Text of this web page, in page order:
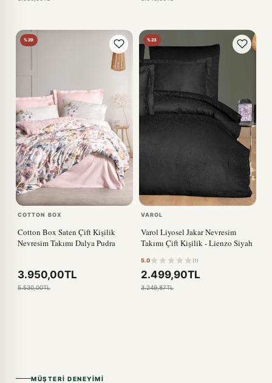
%29
COTTON BOX
Cotton Box Saten Çift Kişilik
Nevresim Takımı Dalya Pudra
3.950,00TL
5.530,00TL
%23
VAROL
Varol Liyosel Jakar Nevresim
Takımı Çift Kişilik - Lienzo Siyah
5.0 (1)
2.499,90TL
3.249,87TL
MÜŞTERI DENEYIMI